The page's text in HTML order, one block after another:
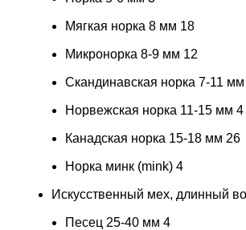
Мягкая норка 8 мм 18
Микронорка 8-9 мм 12
Скандинавская норка 7-11 мм
Норвежская норка 11-15 мм 4
Канадская норка 15-18 мм 26
Норка минк (mink) 4
Искусственный мех, длинный
Песец 25-40 мм 4